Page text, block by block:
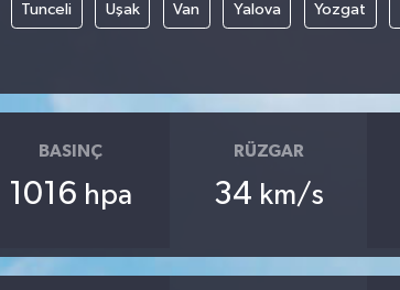
Tunceli Uşak Van Yalova Yozgat
BASINÇ
1016 hpa
RÜZGAR
34 km/s